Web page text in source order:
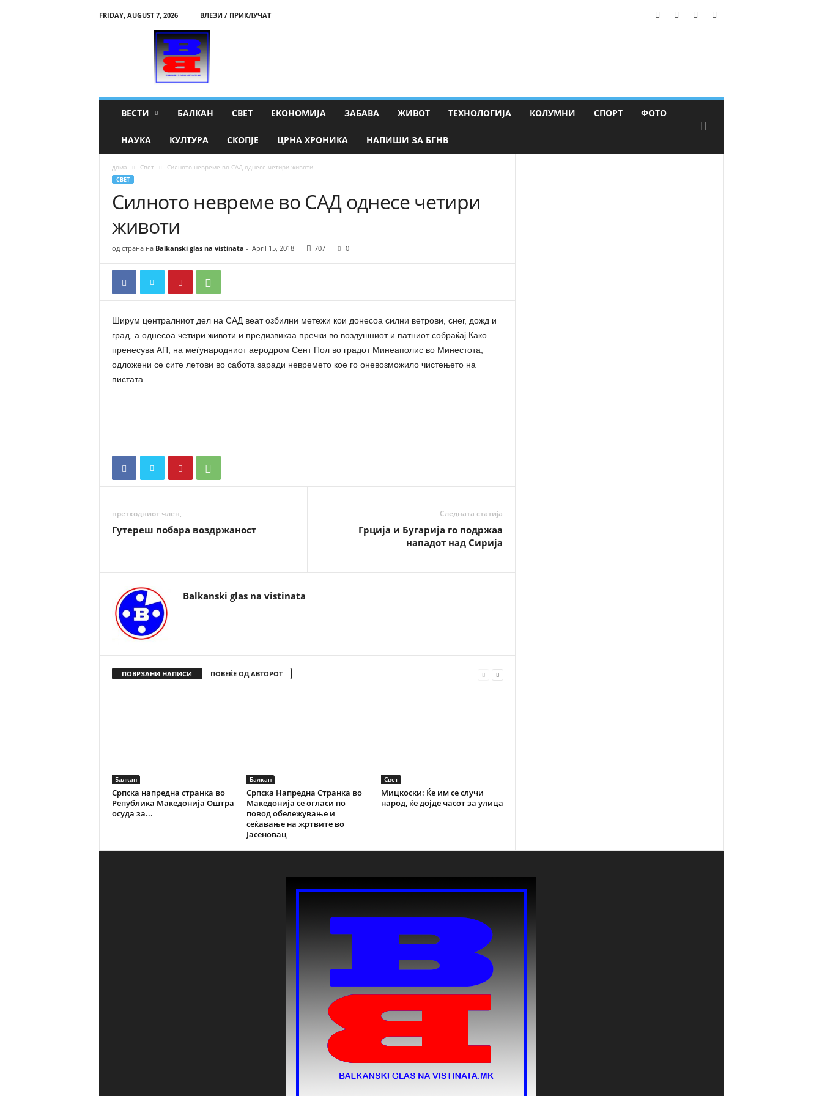
FRIDAY, AUGUST 7, 2026
ВЛЕЗИ / ПРИКЛУЧАТ
a
ВЕСТИ БАЛКАН СВЕТ ЕКОНОМИЈА ЗАБАВА ЖИВОТ ТЕХНОЛОГИЈА КОЛУМНИ СПОРТ ФОТО
НАУКА КУЛТУРА СКОПЈЕ ЦРНА ХРОНИКА НАПИШИ ЗА БГНВ
дома Свет Силното невреме во САД однесе четири животи
СВЕТ
Силното невреме во САД однесе четири
животи
од страна на Balkanski glas na vistinata - April 15, 2018 707 0
Ширум централниот дел на САД веат озбилни метежи кои донесоа силни ветрови, снег, дожд и
град, а однесоа четири животи и предизвикаа пречки во воздушниот и патниот собраќај.Како
пренесува АП, на меѓународниот аеродром Сент Пол во градот Минеаполис во Минестота,
одложени се сите летови во сабота заради невремето кое го оневозможило чистењето на
пистата
претходниот член,
Гутереш побара воздржаност
Следната статија
Грција и Бугарија го подржаа
нападот над Сирија
Balkanski glas na vistinata
ПОВРЗАНИ НАПИСИ ПОВЕЌЕ ОД АВТОРОТ
Балкан
Српска напредна странка во
Република Македонија Оштра
осуда за...
Балкан
Српска Напредна Странка во
Македонија се огласи по
повод обележување и
сеќавање на жртвите во
Јасеновац
Свет
Мицкоски: Ќе им се случи
народ, ќе дојде часот за улица